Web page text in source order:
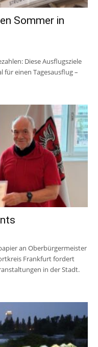
Sommer in
Diese Ausflugsziele
für einen Tagesausflug –
an Oberbürgermeister
Frankfurt fordert
in der Stadt.